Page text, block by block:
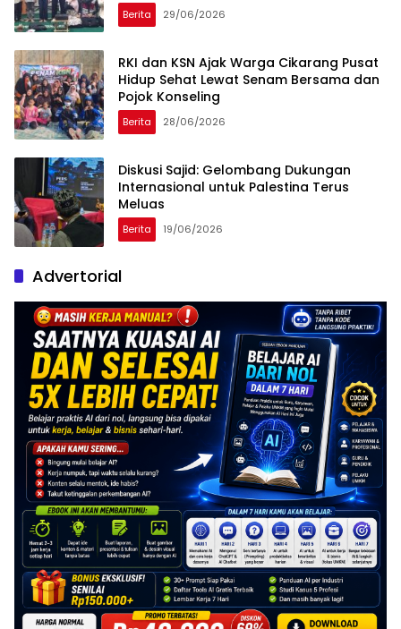
Berita 29/06/2026
RKI dan KSN Ajak Warga Cikarang Pusat
Hidup Sehat Lewat Senam Bersama dan
Pojok Konseling
Berita 28/06/2026
Diskusi Sajid: Gelombang Dukungan
Internasional untuk Palestina Terus
Meluas
Berita 19/06/2026
Advertorial